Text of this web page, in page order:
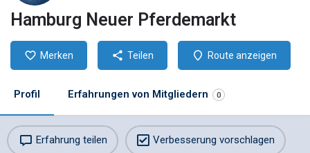
Hamburg Neuer Pferdemarkt
Merken Teilen Route anzeigen
Profil Erfahrungen von Mitgliedern 0
Erfahrung teilen Verbesserung vorschlagen